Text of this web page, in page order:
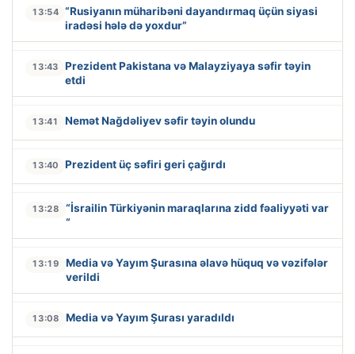
13:54 “Rusiyanın müharibəni dayandırmaq üçün siyasi
iradəsi hələ də yoxdur”
13:43
Prezident Pakistana və Malayziyaya səfir təyin
etdi
13:41 Nemət Nağdəliyev səfir təyin olundu
13:40 Prezident üç səfiri geri çağırdı
13:28
“İsrailin Türkiyənin maraqlarına zidd fəaliyyəti var
“
13:19
Media və Yayım Şurasına əlavə hüquq və vəzifələr
verildi
13:08 Media və Yayım Şurası yaradıldı